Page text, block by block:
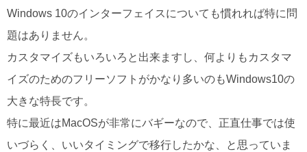
Windows 10のインターフェイスについても慣れれば特に問
題はありません。
カスタマイズもいろいろと出来ますし、何よりもカスタマ
イズのためのフリーソフトがかなり多いのもWindows10の
大きな特長です。
特に最近はMacOSが非常にバギーなので、正直仕事では使
いづらく、いいタイミングで移行したかな、と思っていま